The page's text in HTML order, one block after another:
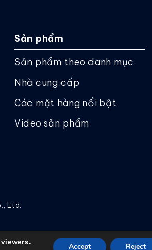
Sản phẩm
Sản phẩm theo danh mục
Nhà cung cấp
Các mặt hàng nổi bật
Video sản phẩm
Ltd.
Accept Reject